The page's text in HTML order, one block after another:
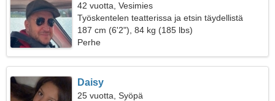
42 vuotta, Vesimies
Työskentelen teatterissa ja etsin täydellistä
naista
187 cm (6'2"), 84 kg (185 lbs)
Perhe
Daisy
25 vuotta, Syöpä